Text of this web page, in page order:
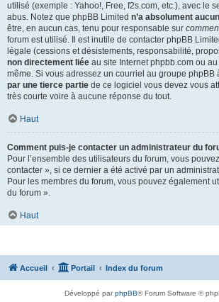
utilisé (exemple : Yahoo!, Free, f2s.com, etc.), avec le
abus. Notez que phpBB Limited n’a absolument
être, en aucun cas, tenu pour responsable sur
forum est utilisé. Il est inutile de contacter phpBB
légale (cessions et désistements, responsabilité,
non directement liée au site Internet phpbb.com ou
même. Si vous adressez un courriel au groupe phpBB
par une tierce partie de ce logiciel vous devez vous
très courte voire à aucune réponse du tout.
Haut
Comment puis-je contacter un administrateur du
Pour l’ensemble des utilisateurs du forum, vous
contacter », si ce dernier a été activé par un
Pour les membres du forum, vous pouvez également
du forum ».
Haut
Accueil Portail Index du forum
Développé parphpBB® Forum Software ©